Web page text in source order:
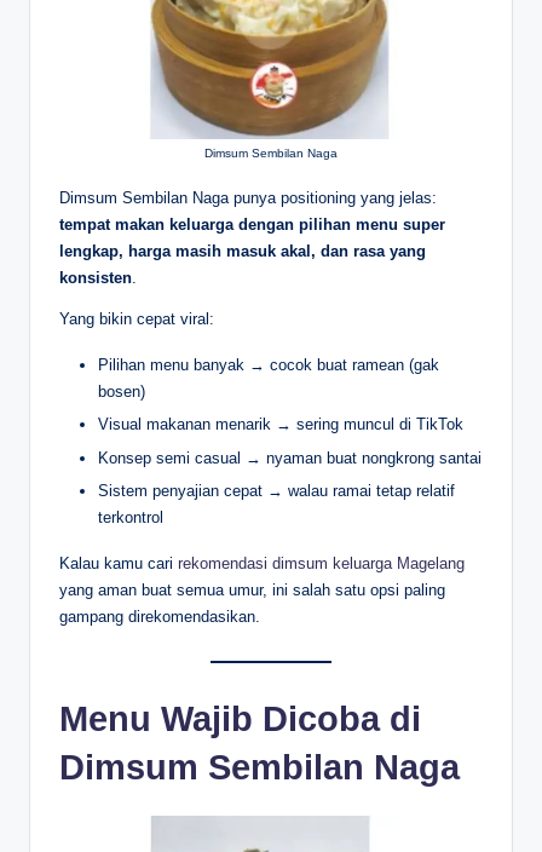
Dimsum Sembilan Naga
Dimsum Sembilan Naga punya positioning yang jelas:
tempat makan keluarga dengan pilihan menu super
lengkap, harga masih masuk akal, dan rasa yang
konsisten.
Yang bikin cepat viral:
Pilihan menu banyak → cocok buat ramean (gak
bosen)
Visual makanan menarik → sering muncul di TikTok
Konsep semi casual → nyaman buat nongkrong santai
Sistem penyajian cepat → walau ramai tetap relatif
terkontrol
Kalau kamu cari rekomendasi dimsum keluarga Magelang
yang aman buat semua umur, ini salah satu opsi paling
gampang direkomendasikan.
Menu Wajib Dicoba di
Dimsum Sembilan Naga